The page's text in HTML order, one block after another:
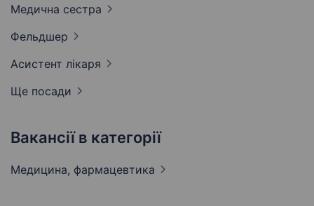
Медична сестра
Фельдшер
Асистент лікаря
Ще посади
Вакансії в категорії
Медицина, фармацевтика